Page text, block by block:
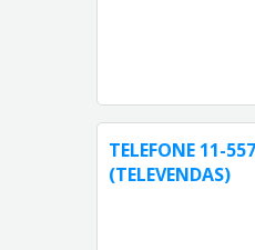
TELEFONE 11-
(TELEVENDAS)